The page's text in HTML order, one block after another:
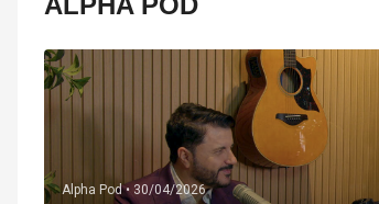
Alpha Pod • 30/04/2026